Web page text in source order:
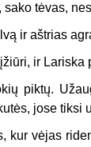
tėvas,
ir aštrias
ir Lariska
piktų.
jose tiksi
kur vėjas